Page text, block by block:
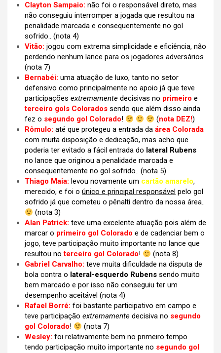
Clayton Sampaio: não foi o responsável direto, mas
não conseguiu interromper a jogada que resultou na
penalidade marcada e consequentemente no gol
sofrido.. (nota 4)
Vitão: jogou com extrema simplicidade e eficiência, não
perdendo nenhum lance para os jogadores adversários
(nota 7)
Bernabéi: uma atuação de luxo, tanto no setor
defensivo como principalmente no apoio já que teve
participações extremamente decisivas no primeiro e
terceiro gols Colorados sendo que além disso ainda
fez o segundo gol Colorado! (nota DEZ!)
Rômulo: até que protegeu a entrada da área Colorada
com muita disposição e dedicação, mas acho que
poderia ter evitado a fácil entrada do lateral Rubens
no lance que originou a penalidade marcada e
consequentemente no gol sofrido.. (nota 5)
Thiago Maia: levou novamente um cartão amarelo,
merecido, e foi o único e principal responsável pelo gol
sofrido já que cometeu o pênalti dentro da nossa área..
(nota 3)
Alan Patrick: teve uma excelente atuação pois além de
marcar o primeiro gol Colorado e de cadenciar bem o
jogo, teve participação muito importante no lance que
resultou noterceiro gol Colorado!
(nota 8)
Gabriel Carvalho: teve muita dificuldade na disputa de
bola contra o lateral-esquerdo Rubens sendo muito
bem marcado e por isso não conseguiu ter um
desempenho aceitável (nota 4)
Rafael Borré: foi bastante participativo em campo e
teve participação extremamente decisiva no segundo
gol Colorado!
(nota 7)
Wesley: foi relativamente bem no primeiro tempo
tendo participação muito importante no segundo gol